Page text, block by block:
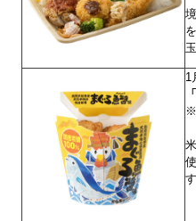
1
※